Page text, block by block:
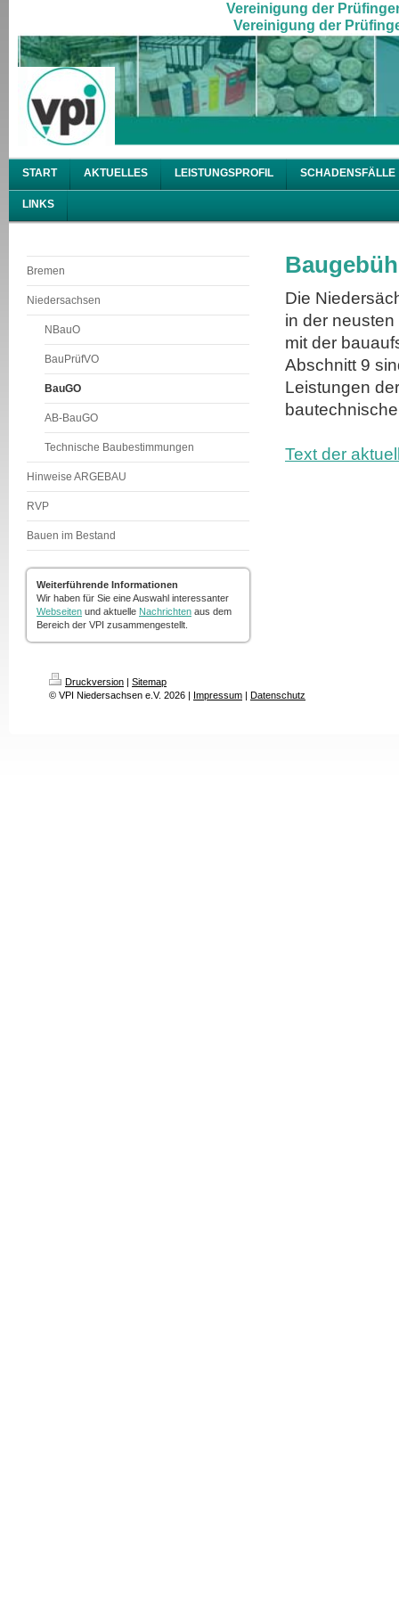
Vereinigung der
Vereinigung der
START AKTUELLES LEISTUNGSPROFIL SCHADENSFÄLLE
LINKS
Bremen
Niedersachsen
NBauO
BauPrüfVO
BauGO
AB-BauGO
Technische Baubestimmungen
Hinweise ARGEBAU
RVP
Bauen im Bestand
Weiterführende Informationen
Wir haben für Sie eine Auswahl interessanter
Webseiten und aktuelle Nachrichten aus dem
Bereich der VPI zusammengestellt.
Die
in der
mit der
Abschnitt 9
Leistungen
Text der
Druckversion | Sitemap
© VPI Niedersachsen e.V. 2026 | Impressum | Datenschutz